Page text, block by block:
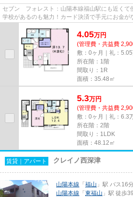
セブン フォレスト：山陽本線福山駅にも近くて
学校があるのも魅力！カード決済で手元にお金が
4.05万円
(管理費・共益費
敷：0ヶ月｜礼：5.05
所在階：1階
間取り：1R
面積：35.48㎡
5.3万円
(管理費・共益費
敷：0ヶ月｜礼：6.3
所在階：2階
間取り：1LDK
面積：48.12㎡
賃貸｜アパート クレイノ西深津
山陽本線 「 福山 」駅 バス16
山陽本線 「 東福山 」駅 徒歩